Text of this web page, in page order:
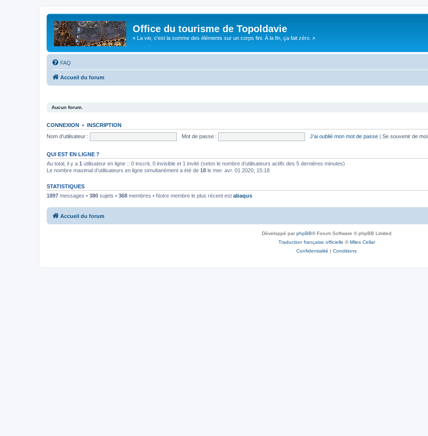
Office du tourisme de Topoldavie
« La vie, c'est la somme des éléments sur un corps fini. À la fin, ça fait zéro. »
FAQ
Accueil du forum
Aucun forum.
CONNEXION • INSCRIPTION
Nom d’utilisateur :
Mot de passe : J’ai oublié mon mot de passe | Se souvenir de moi
QUI EST EN LIGNE ?
Au total, il y a 1 utilisateur en ligne :: 0 inscrit, 0 invisible et 1 invité (selon le nombre d’utilisateurs actifs des 5 dernières minutes)
Le nombre maximal d’utilisateurs en ligne simultanément a été de 18 le mer. avr. 01 2020, 15:18
STATISTIQUES
1897 messages • 380 sujets • 368 membres • Notre membre le plus récent est abaqus
Accueil du forum
Développé parphpBB® Forum Software © phpBB Limited
Traduction française officielle ©Miles Cellar
Confidentialité | Conditions